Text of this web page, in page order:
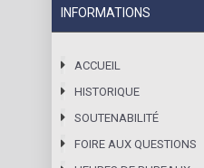
INFORMATIONS
ACCUEIL
HISTORIQUE
SOUTENABILITÉ
FOIRE AUX QUESTIONS